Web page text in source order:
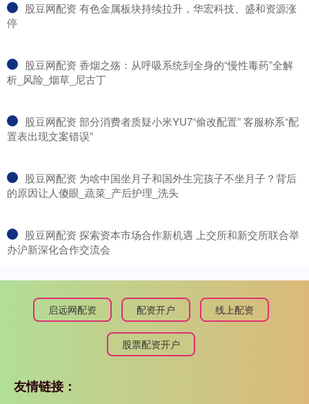
​股豆网配资 有色金属板块持续拉升，华宏科技、盛和资源涨
停
​股豆网配资 香烟之殇：从呼吸系统到全身的“慢性毒药”全解
析_风险_烟草_尼古丁
​股豆网配资 部分消费者质疑小米YU7“偷改配置” 客服称系“配
置表出现文案错误”
​股豆网配资 为啥中国坐月子和国外生完孩子不坐月子？背后
的原因让人傻眼_蔬菜_产后护理_洗头
​股豆网配资 探索资本市场合作新机遇 上交所和新交所联合举
办沪新深化合作交流会
启远网配资 配资开户 线上配资
股票配资开户
友情链接：